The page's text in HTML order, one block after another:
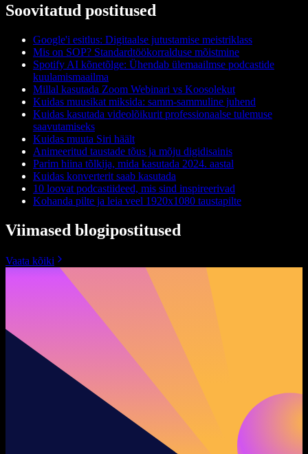
Soovitatud postitused
Google'i esitlus: Digitaalse jutustamise meistriklass
Mis on SOP? Standardtöökorralduse mõistmine
Spotify AI kõnetõlge: Ühendab ülemaailmse podcastide
kuulamismaailma
Millal kasutada Zoom Webinari vs Koosolekut
Kuidas muusikat miksida: samm-sammuline juhend
Kuidas kasutada videolõikurit professionaalse tulemuse
saavutamiseks
Kuidas muuta Siri häält
Animeeritud taustade tõus ja mõju digidisainis
Parim hiina tõlkija, mida kasutada 2024. aastal
Kuidas konverterit saab kasutada
10 loovat podcastiideed, mis sind inspireerivad
Kohanda pilte ja leia veel 1920x1080 taustapilte
Viimased blogipostitused
Vaata kõiki